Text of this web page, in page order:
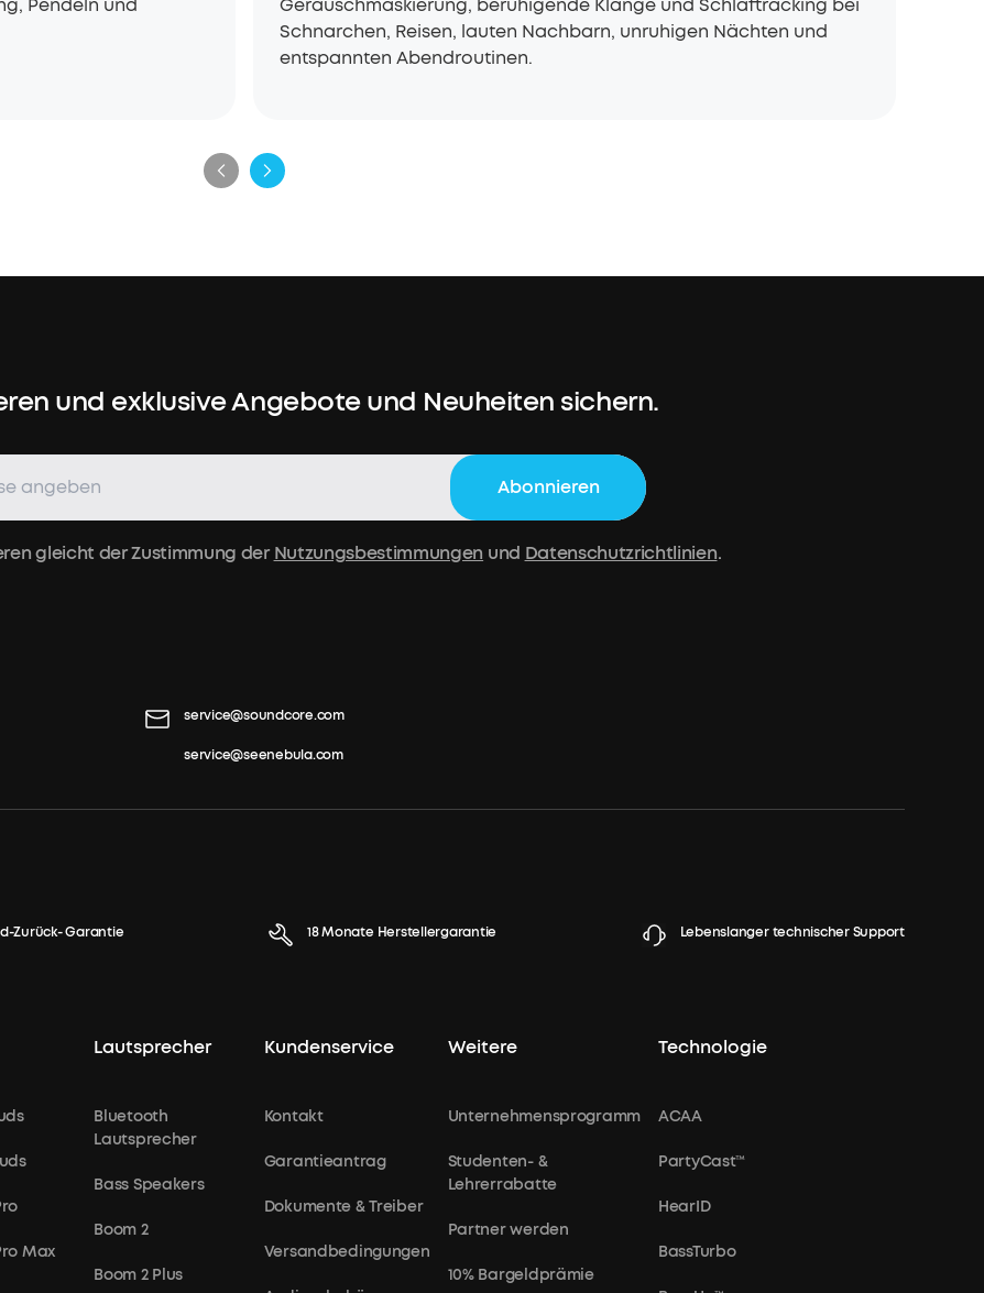
Schnarchen, Reisen, lauten Nachbarn, unruhigen Nächten und
entspannten Abendroutinen.
und exklusive Angebote und Neuheiten sichern.
Abonnieren
gleicht der Zustimmung derNutzungsbestimmungen und Datenschutzrichtlinien.
service@soundcore.com
service@seenebula.com
Zurück- Garantie 18 Monate Herstellergarantie Lebenslanger technischer Support
Max
Lautsprecher
Bluetooth
Lautsprecher
Bass Speakers
Boom 2
Boom 2 Plus
Kundenservice
Kontakt
Garantieantrag
Dokumente & Treiber
Versandbedingungen
Weitere
Unternehmensprogramm
Studenten- &
Lehrerrabatte
Partner werden
10% Bargeldprämie
Technologie
ACAA
PartyCast™
HearID
BassTurbo